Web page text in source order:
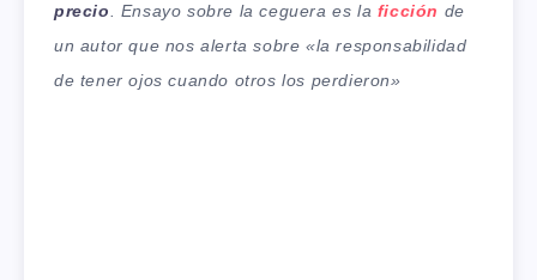
precio. Ensayo sobre la ceguera es la ficción de
un autor que nos alerta sobre «la responsabilidad
de tener ojos cuando otros los perdieron»